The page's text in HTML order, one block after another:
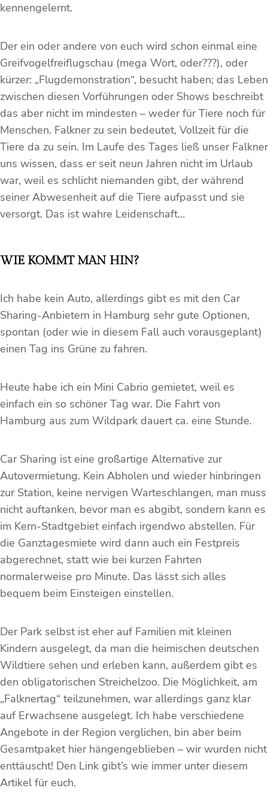
kennengelernt.
Der ein oder andere von euch wird schon einmal eine
Greifvogelfreiflugschau (mega Wort, oder???), oder
kürzer: „Flugdemonstration“, besucht haben; das Leben
zwischen diesen Vorführungen oder Shows beschreibt
das aber nicht im mindesten – weder für Tiere noch für
Menschen. Falkner zu sein bedeutet, Vollzeit für die
Tiere da zu sein. Im Laufe des Tages ließ unser Falkner
uns wissen, dass er seit neun Jahren nicht im Urlaub
war, weil es schlicht niemanden gibt, der während
seiner Abwesenheit auf die Tiere aufpasst und sie
versorgt. Das ist wahre Leidenschaft…
WIE KOMMT MAN HIN?
Ich habe kein Auto, allerdings gibt es mit den Car
Sharing-Anbietern in Hamburg sehr gute Optionen,
spontan (oder wie in diesem Fall auch vorausgeplant)
einen Tag ins Grüne zu fahren.
Heute habe ich ein Mini Cabrio gemietet, weil es
einfach ein so schöner Tag war. Die Fahrt von
Hamburg aus zum Wildpark dauert ca. eine Stunde.
Car Sharing ist eine großartige Alternative zur
Autovermietung. Kein Abholen und wieder hinbringen
zur Station, keine nervigen Warteschlangen, man muss
nicht auftanken, bevor man es abgibt, sondern kann es
im Kern-Stadtgebiet einfach irgendwo abstellen. Für
die Ganztagesmiete wird dann auch ein Festpreis
abgerechnet, statt wie bei kurzen Fahrten
normalerweise pro Minute. Das lässt sich alles
bequem beim Einsteigen einstellen.
Der Park selbst ist eher auf Familien mit kleinen
Kindern ausgelegt, da man die heimischen deutschen
Wildtiere sehen und erleben kann, außerdem gibt es
den obligatorischen Streichelzoo. Die Möglichkeit, am
„Falknertag“ teilzunehmen, war allerdings ganz klar
auf Erwachsene ausgelegt. Ich habe verschiedene
Angebote in der Region verglichen, bin aber beim
Gesamtpaket hier hängengeblieben – wir wurden nicht
enttäuscht! Den Link gibt’s wie immer unter diesem
Artikel für euch.